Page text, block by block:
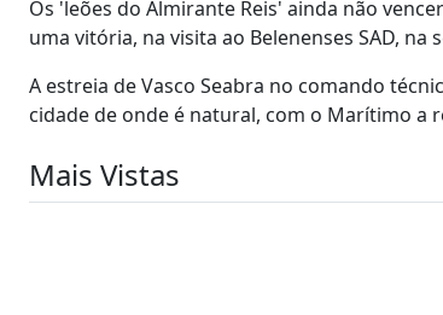
Os 'leões do Almirante Reis' ainda não
uma vitória, na visita ao Belenenses SAD, na
A estreia de Vasco Seabra no comando
cidade de onde é natural, com o Marítimo a
Mais Vistas